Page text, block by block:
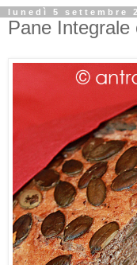
lunedì 5 settembre
Pane